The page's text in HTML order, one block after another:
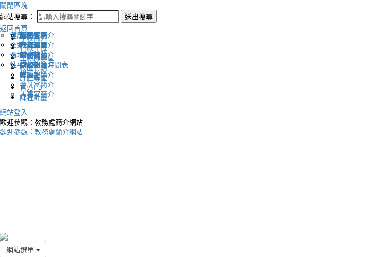
關閉區塊
網站搜尋：
送出搜尋
返回首頁
學校簡介
認識幸福
地理位置
英文網站
幸福相簿
媒體報導
行政單位
校長室簡介
教務處簡介
學務處簡介
總務處簡介
輔導室簡介
會計室簡介
人事室簡介
生親師專區
新生專區
升學專區
圖書館藏
學校作息時間表
校園資源
電子報
下載列表
評鑑專區
健康促進
交通安全
環境教育
性平教育
官方FB
課程計畫
網站登入
歡迎參觀：教務處簡介網站
歡迎參觀：教務處簡介網站
網站選單